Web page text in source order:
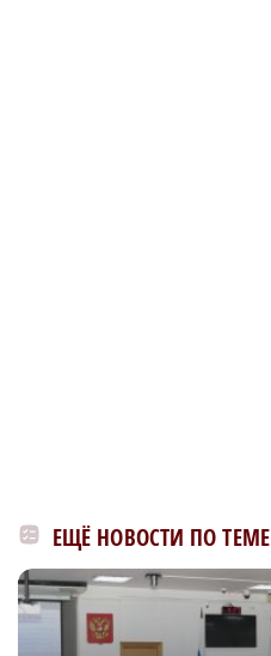
ЕЩЁ НОВОСТИ ПО ТЕМЕ